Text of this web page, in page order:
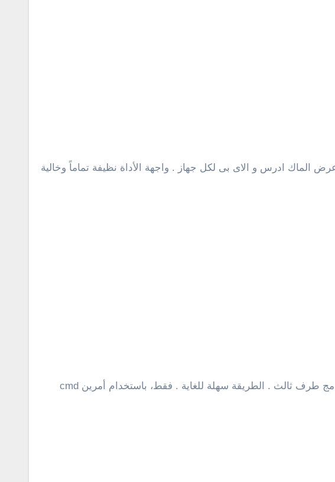
الماك ادرس و الاى بى لكل جهاز . واجهة الأداة نظيفة تماماً وخالية
استخدام موجه الأوامر cmd لمعرفة الهواتف والأجهزة المتصلة بالشبكة الخاصة بك بدون الحاجة إلى برامج طرف ثالث . الطريقة سهلة للغاية . فقط، باستخدام أمرين cmd